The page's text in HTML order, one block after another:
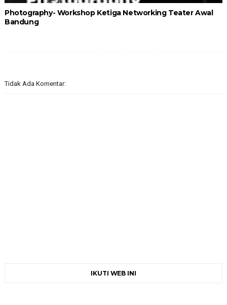
Photography- Workshop Ketiga Networking Teater Awal
Bandung
Tidak Ada Komentar:
IKUTI WEB INI